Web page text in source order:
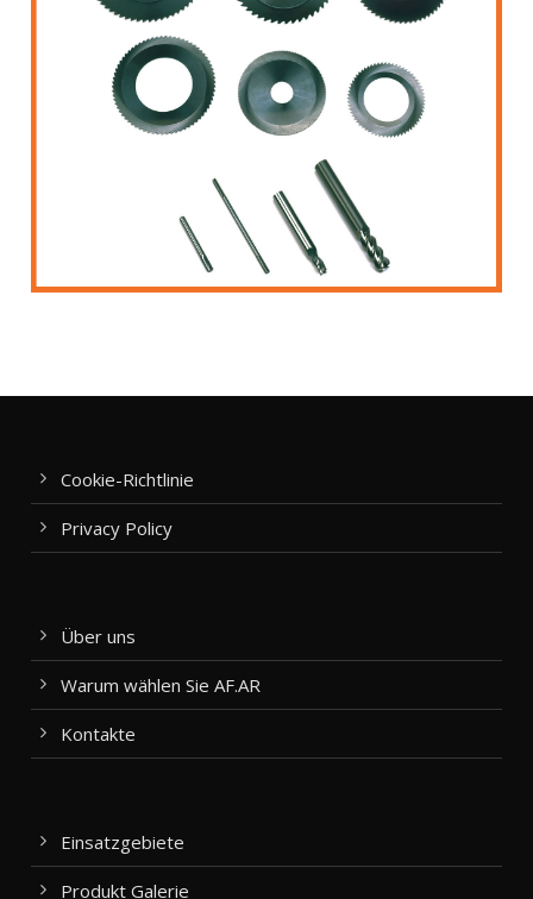
Cookie-Richtlinie
Privacy Policy
Über uns
Warum wählen Sie AF.AR
Kontakte
Einsatzgebiete
Produkt Galerie